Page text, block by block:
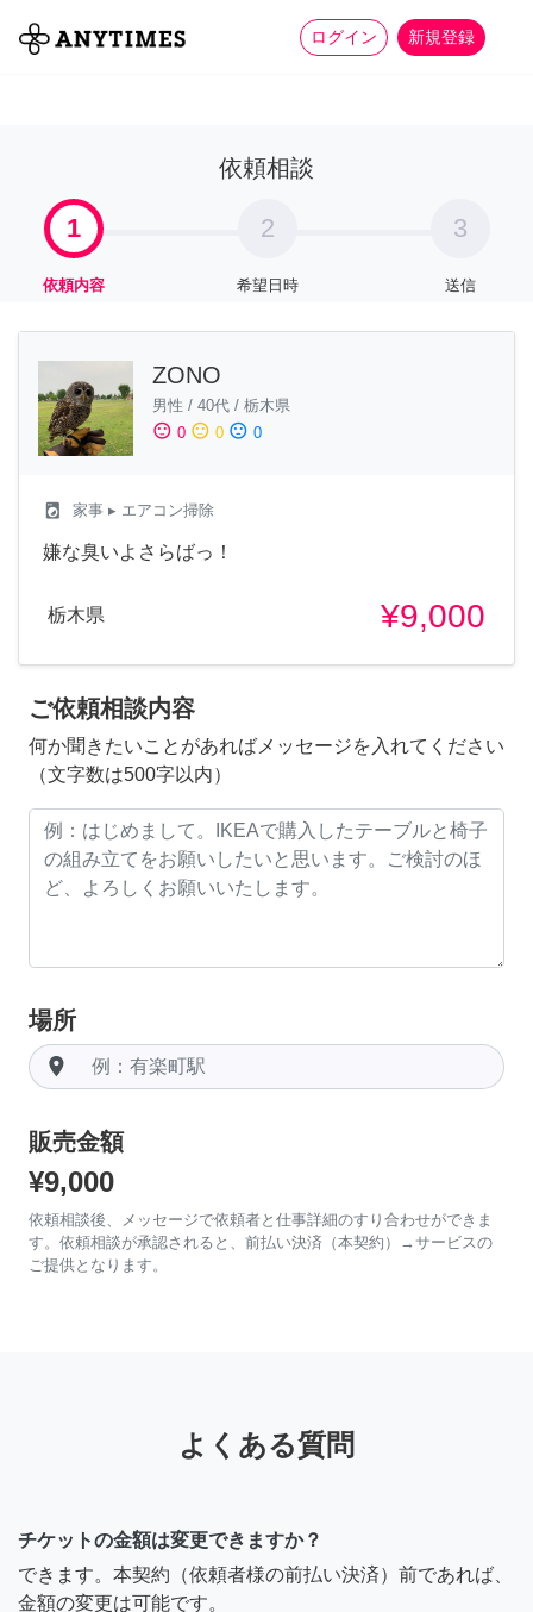
ログイン 新規登録
全て 家事 more_horiz
依頼相談
1
依頼内容
2
希望日時
3
送信
ZONO
男性 / 40代 / 栃木県
sentiment_satisfied 0 sentiment_neutral 0 sentiment_dissatisfied 0
local_laundry_service 家事 ▸ エアコン掃除
嫌な臭いよさらばっ！
栃木県 ¥9,000
ご依頼相談内容
何か聞きたいことがあればメッセージを入れてください
（文字数は500字以内）
場所
room
販売金額
¥9,000
依頼相談後、メッセージで依頼者と仕事詳細のすり合わせができま
す。依頼相談が承認されると、前払い決済（本契約）→サービスの
ご提供となります。
よくある質問
チケットの金額は変更できますか？
できます。本契約（依頼者様の前払い決済）前であれば、
金額の変更は可能です。